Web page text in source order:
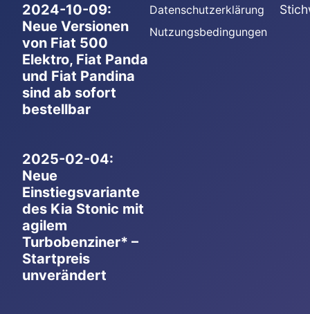
2024-10-09:
Neue Versionen
von Fiat 500
Elektro, Fiat Panda
und Fiat Pandina
sind ab sofort
bestellbar
2025-02-04:
Neue
Einstiegsvariante
des Kia Stonic mit
agilem
Turbobenziner* –
Startpreis
unverändert
Datenschutzerklärung
Nutzungsbedingungen